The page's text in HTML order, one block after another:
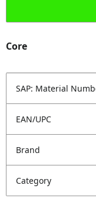
Core
SAP: Material
EAN/UPC
Brand
Category